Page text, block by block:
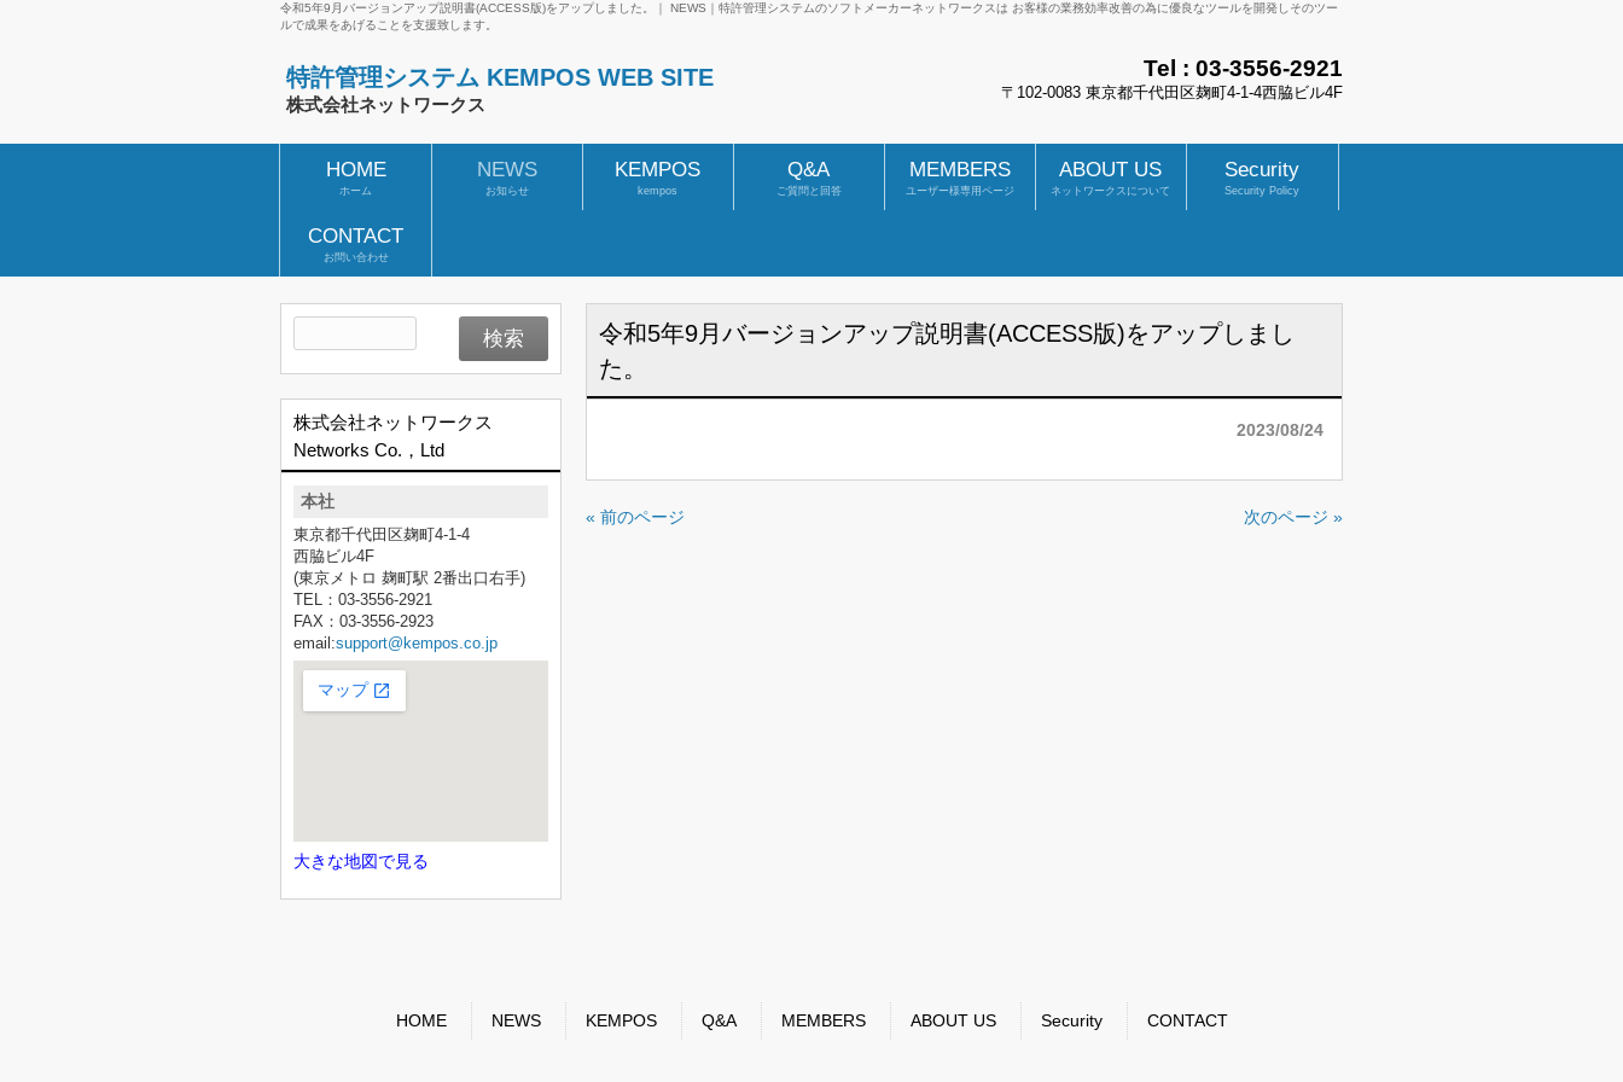
令和5年9月バージョンアップ説明書(ACCESS版)をアップしました。｜ NEWS｜特許管理システムのソフトメーカーネットワークスは お客様の業務効率改善の為に優良なツールを開発しそのツー
ルで成果をあげることを支援致します。
特許管理システム KEMPOS WEB SITE
株式会社ネットワークス
Tel : 03-3556-2921
〒102-0083 東京都千代田区麹町4-1-4西脇ビル4F
HOME
ホーム
NEWS
お知らせ
KEMPOS
kempos
Q&A
ご質問と回答
MEMBERS
ユーザー様専用ページ
ABOUT US
ネットワークスについて
Security
Security Policy
CONTACT
お問い合わせ
令和5年9月バージョンアップ説明書(ACCESS版)をアップしまし
た。
2023/08/24
« 前のページ 次のページ »
株式会社ネットワークス
Networks Co.，Ltd
本社
東京都千代田区麹町4-1-4
西脇ビル4F
(東京メトロ 麹町駅 2番出口右手)
TEL：03-3556-2921
FAX：03-3556-2923
email:support@kempos.co.jp
大きな地図で見る
HOME NEWS KEMPOS Q&A MEMBERS ABOUT US Security CONTACT